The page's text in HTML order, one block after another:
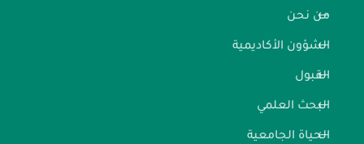
من نحن
الشؤون الأكاديمية
القبول
البحث العلمي
الحياة الجامعية